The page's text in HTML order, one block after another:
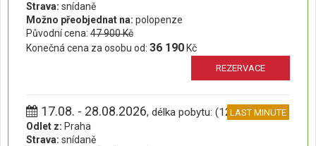
Strava: snídaně
Možno přeobjednat na: polopenze
Původní cena: 47 900 Kč
Konečná cena za osobu od: 36 190 Kč
REZERVACE
17.08. - 28.08.2026, délka pobytu: (12 dní)LAST MINUTE
Odlet z: Praha
Strava: snídaně